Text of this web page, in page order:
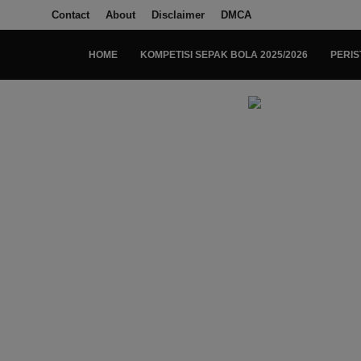
Contact About Disclaimer DMCA
HOME KOMPETISI SEPAK BOLA 2025/2026